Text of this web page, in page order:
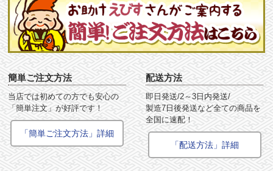
簡単ご注文方法
当店では初めての方でも安心の
「簡単注文」が好評です！
「簡単ご注文方法」詳細
配送方法
即日発送/2～3日内発送/
製造7日後発送など全ての商品を
全国に速配！
「配送方法」詳細